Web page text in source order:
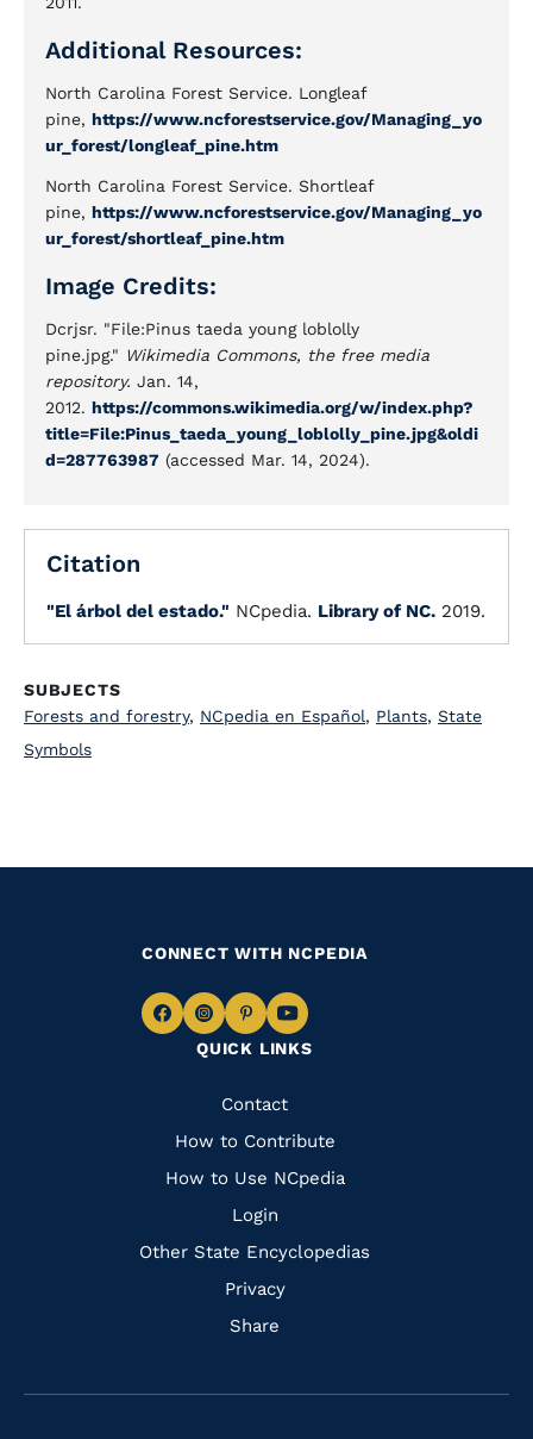
Additional Resources:
North Carolina Forest Service. Longleaf
pine, https://www.ncforestservice.gov/Managing_yo
ur_forest/longleaf_pine.htm
North Carolina Forest Service. Shortleaf
pine, https://www.ncforestservice.gov/Managing_yo
ur_forest/shortleaf_pine.htm
Image Credits:
Dcrjsr. "File:Pinus taeda young loblolly
pine.jpg." Wikimedia Commons, the free media
repository. Jan. 14,
2012. https://commons.wikimedia.org/w/index.php?
title=File:Pinus_taeda_young_loblolly_pine.jpg&oldi
d=287763987 (accessed Mar. 14, 2024).
Citation
"El árbol del estado." NCpedia. Library of NC. 2019.
SUBJECTS
Forests and forestry, NCpedia en Español, Plants, State
Symbols
QUICK LINKS
Quick
Links
Contact
How to Contribute
How to Use NCpedia
Login
Other State Encyclopedias
Privacy
Share
CONNECT WITH NCPEDIA
Navigate
Facebook
Navigate
to
Instagram
Navigate
to
Pinterest
Navigate
to